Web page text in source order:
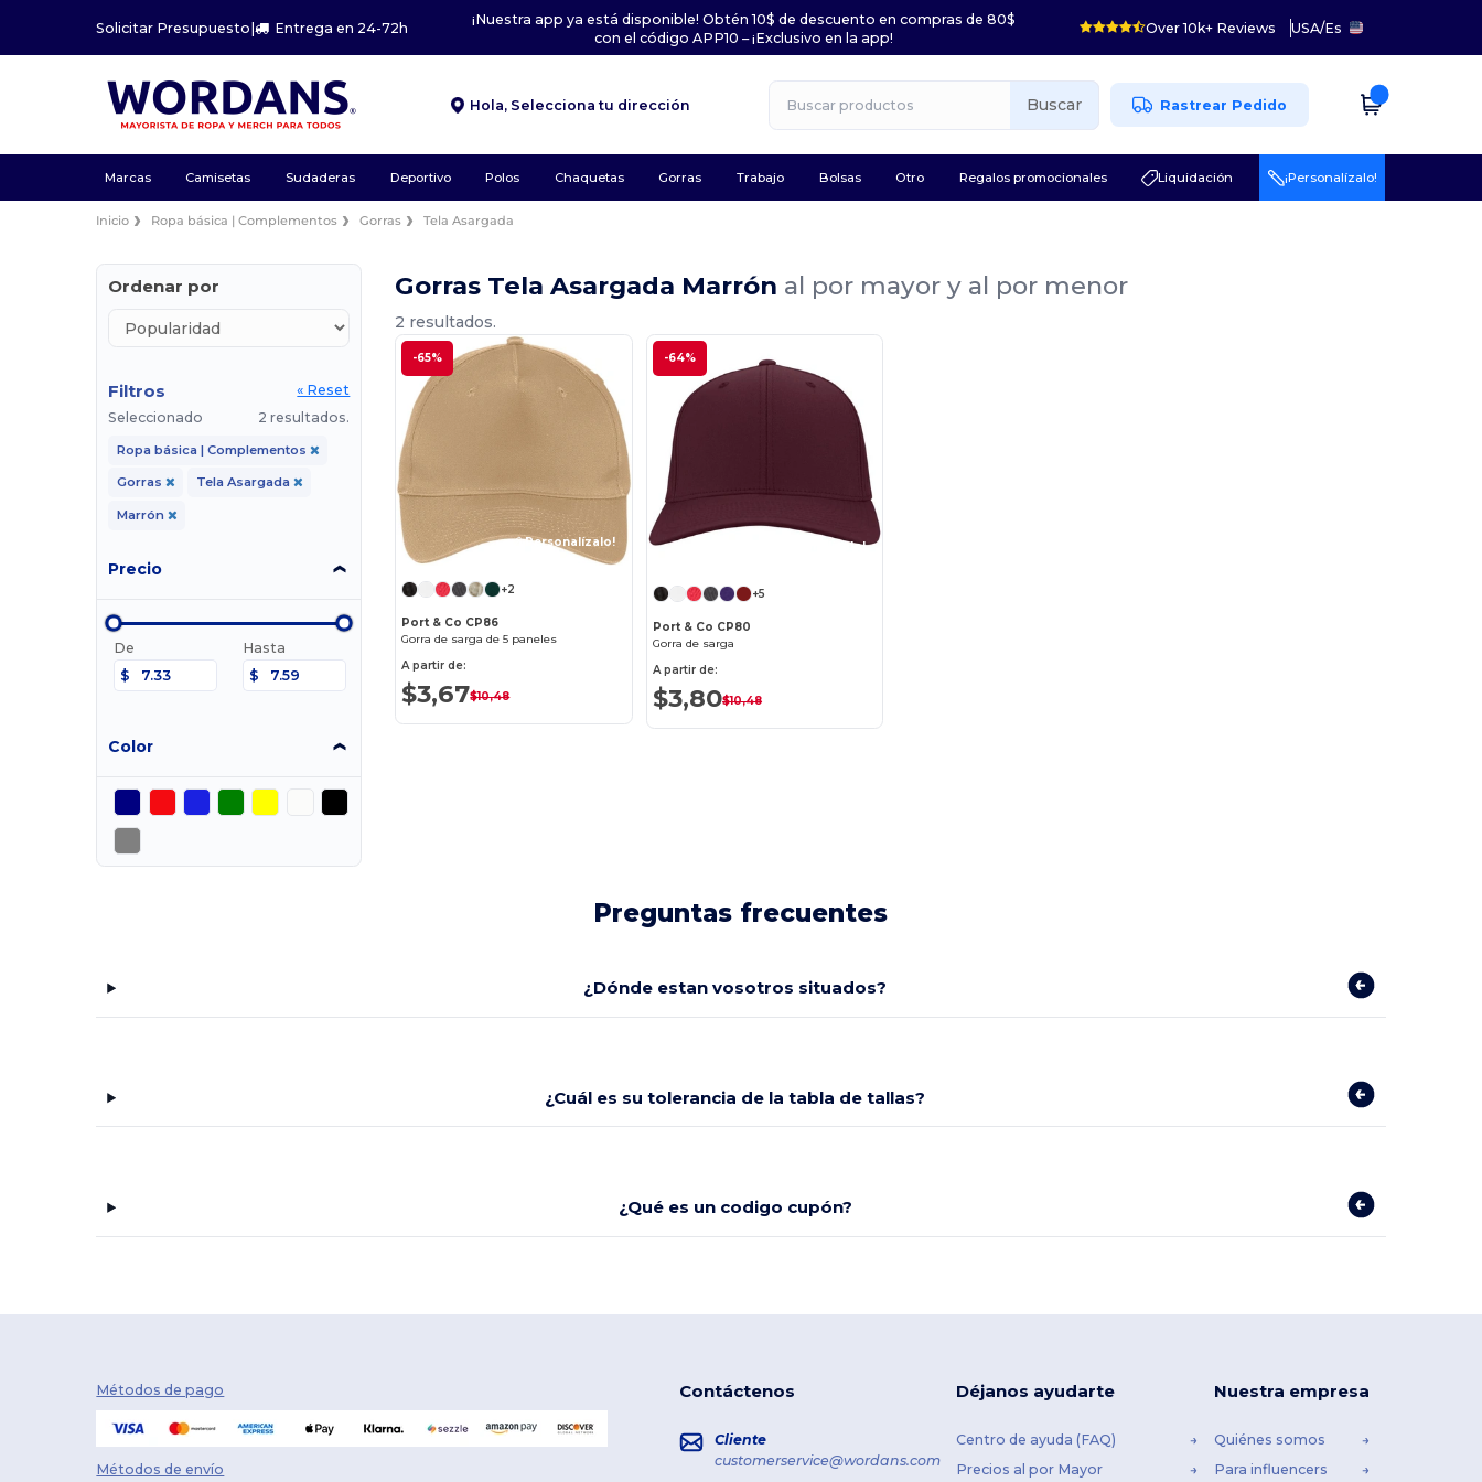
Solicitar Presupuesto| Entrega en 24-72h
¡Nuestra app ya está disponible! Obtén 10$ de descuento en compras de 80$
con el código APP10 – ¡Exclusivo en la app!
Over 10k+ Reviews USA/Es
Hola, Selecciona tu dirección Buscar Rastrear Pedido
Marcas Camisetas Sudaderas Deportivo Polos Chaquetas Gorras Trabajo Bolsas Otro Regalos promocionales Liquidación ¡Personalízalo!
Inicio Ropa básica | Complementos Gorras Tela Asargada
Ordenar por
Filtros
« Reset
Seleccionado
2 resultados.
Ropa básica | Complementos
Gorras Tela Asargada
Marrón
Precio
De
$
Hasta
$
Color
Gorras Tela Asargada Marrón al por mayor y al por menor
2 resultados.
-65%
¡Personalízalo!
+2
Port & Co CP86
Gorra de sarga de 5 paneles
A partir de:
$3,67$10,48
-64%
¡Personalízalo!
+5
Port & Co CP80
Gorra de sarga
A partir de:
$3,80$10,48
Preguntas frecuentes
¿Dónde estan vosotros situados?
¿Cuál es su tolerancia de la tabla de tallas?
¿Qué es un codigo cupón?
Métodos de pago
Métodos de envío
Contáctenos
Cliente
customerservice@wordans.com
Déjanos ayudarte
Centro de ayuda (FAQ)
Precios al por Mayor
Nuestra empresa
Quiénes somos
Para influencers